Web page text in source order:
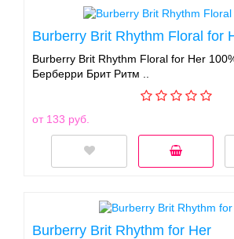
Burberry Brit Rhythm Floral for
Burberry Brit Rhythm Floral for Her
Берберри Брит Ритм ..
от 133 руб.
Burberry Brit Rhythm for Her